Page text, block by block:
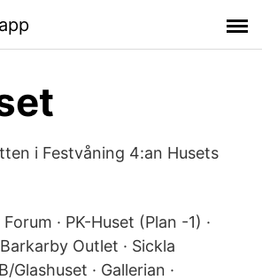
i Festvåning 4:an Husets
· PK-Huset (Plan -1) ·
Outlet · Sickla
Glashuset · Gallerian ·